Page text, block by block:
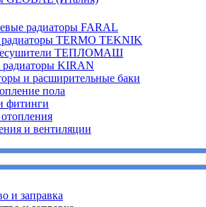
радиаторы FARAL
TERMO TEKNIK
ТЕПЛОМАШ
KIRAN
и расширительные баки
пола
фитинги
и вентиляции
и заправка